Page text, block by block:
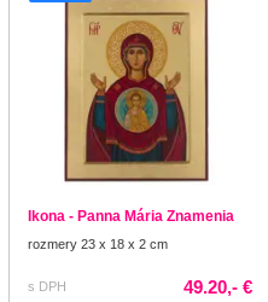
Ikona - Panna Mária Znamenia
rozmery 23 x 18 x 2 cm
s DPH 49.20,- €